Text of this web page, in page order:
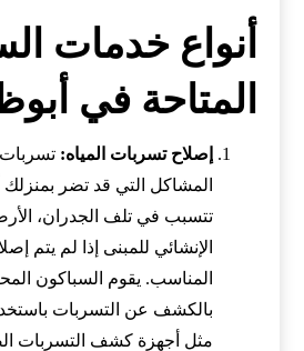
أنواع خدمات
المتاحة في
إصلاح تسربات المياه: تسربات
المشاكل التي قد تضر
تتسبب في تلف الجدران،
الإنشائي للمبنى إذا لم يتم
المناسب. يقوم السباكون
بالكشف عن التسربات
مثل أجهزة كشف التسربات